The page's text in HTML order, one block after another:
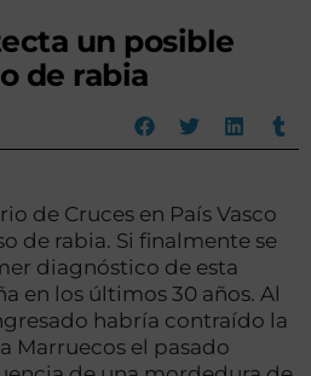
un posible
de rabia
de Cruces en País Vasco
de rabia. Si finalmente se
diagnóstico de esta
en los últimos 30 años. Al
habría contraído la
Marruecos el pasado